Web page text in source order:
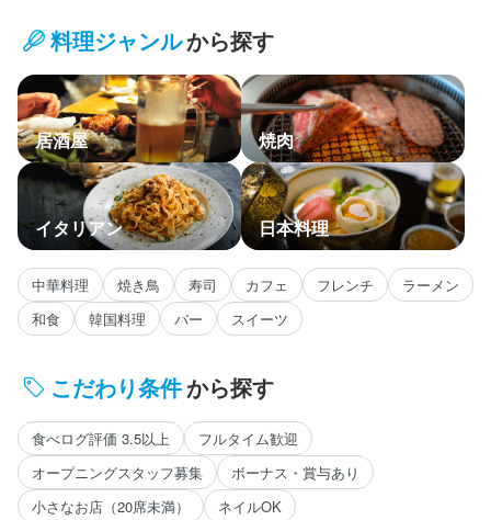
料理ジャンルから探す
居酒屋 焼肉
イタリアン 日本料理
中華料理 焼き鳥 寿司 カフェ フレンチ
ラーメン
和食
韓国料理 バー スイーツ
こだわり条件から探す
食べログ評価 3.5以上
フルタイム歓迎
オープニングスタッフ募集
ボーナス・賞与あり
小さなお店（20席未満）
ネイルOK